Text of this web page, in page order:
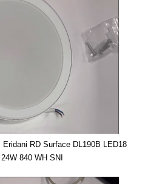
RD Surface DL190B LED18
840 WH SNI